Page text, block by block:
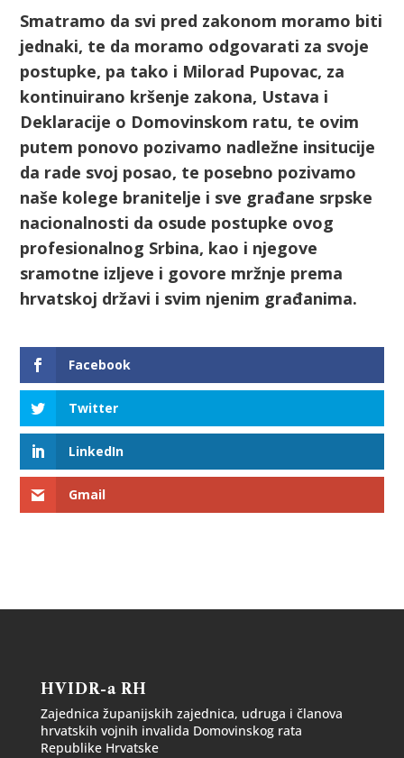
Smatramo da svi pred zakonom moramo biti
jednaki, te da moramo odgovarati za svoje
postupke, pa tako i Milorad Pupovac, za
kontinuirano kršenje zakona, Ustava i
Deklaracije o Domovinskom ratu, te ovim
putem ponovo pozivamo nadležne insitucije
da rade svoj posao, te posebno pozivamo
naše kolege branitelje i sve građane srpske
nacionalnosti da osude postupke ovog
profesionalnog Srbina, kao i njegove
sramotne izljeve i govore mržnje prema
hrvatskoj državi i svim njenim građanima.
Facebook
Twitter
LinkedIn
Gmail
HVIDR-a RH
Zajednica županijskih zajednica, udruga i članova
hrvatskih vojnih invalida Domovinskog rata
Republike Hrvatske